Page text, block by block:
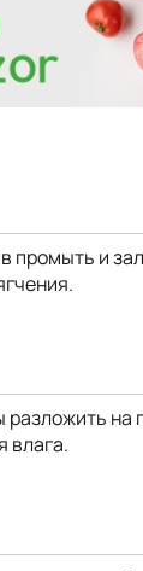
промыть и
на
влага.